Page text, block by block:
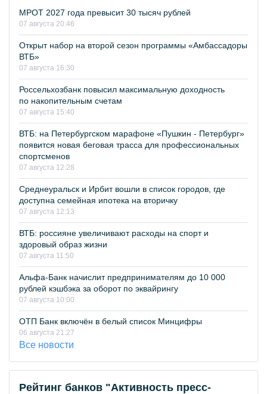
МРОТ 2027 года превысит 30 тысяч рублей
07 августа 20:46
Открыт набор на второй сезон программы «Амбассадоры
ВТБ»
07 августа 16:30
Россельхозбанк повысил максимальную доходность
по накопительным счетам
07 августа 15:40
ВТБ: на Петербургском марафоне «Пушкин - Петербург»
появится новая беговая трасса для профессиональных
спортсменов
07 августа 12:28
Среднеуральск и Ирбит вошли в список городов, где
доступна семейная ипотека на вторичку
07 августа 12:13
ВТБ: россияне увеличивают расходы на спорт и
здоровый образ жизни
07 августа 11:50
Альфа-Банк начислит предпринимателям до 10 000
рублей кэшбэка за оборот по эквайрингу
07 августа 10:00
ОТП Банк включён в белый список Минцифры
06 августа 21:27
Все новости
Рейтинг банков "Активность пресс-